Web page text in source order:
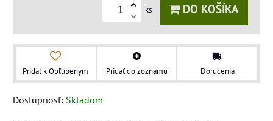
ks DO KOŠÍKA
Pridať k Obľúbeným Pridať do zoznamu Doručenia
Dostupnosť: Skladom